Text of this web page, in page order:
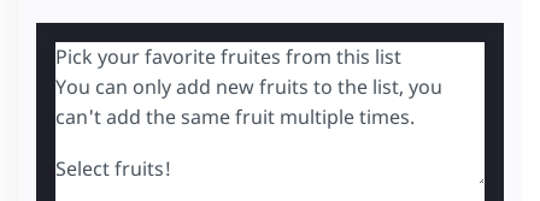
Pick your favorite fruites from this list
You can only add new fruits to the list, you
can't add the same fruit multiple times.
Select fruits!